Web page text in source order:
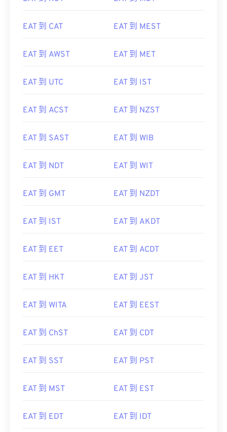
EAT 到 CAT EAT 到 MEST
EAT 到 AWST EAT 到 MET
EAT 到 UTC EAT 到 IST
EAT 到 ACST EAT 到 NZST
EAT 到 SAST EAT 到 WIB
EAT 到 NDT EAT 到 WIT
EAT 到 GMT EAT 到 NZDT
EAT 到 IST EAT 到 AKDT
EAT 到 EET EAT 到 ACDT
EAT 到 HKT EAT 到 JST
EAT 到 WITA EAT 到 EEST
EAT 到 ChST EAT 到 CDT
EAT 到 SST EAT 到 PST
EAT 到 MST EAT 到 EST
EAT 到 EDT EAT 到 IDT